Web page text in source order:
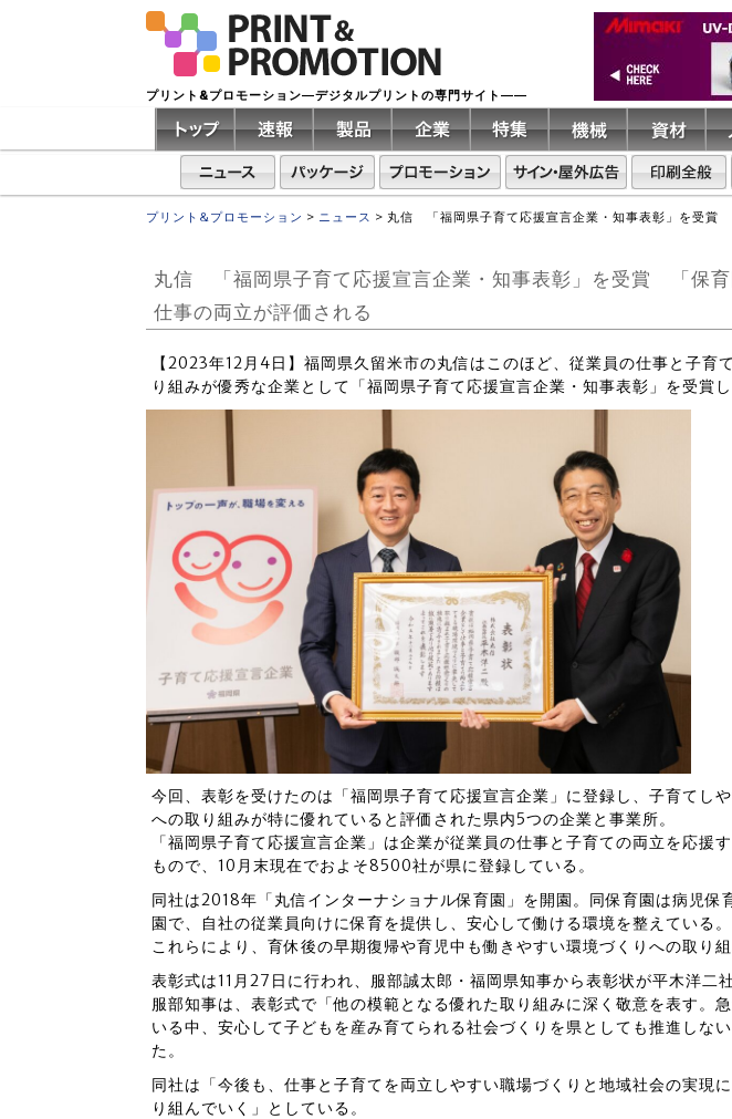
プリント&プロモーション―デジタルプリントの専門サイト――
プリント&プロモーション > ニュース > 丸信 「福岡県子育て応援宣言企業・知事表彰」を受賞
丸信 「福岡県子育て応援宣言企業・知事表彰」を受賞 「保育
仕事の両立が評価される
【2023年12月4日】福岡県久留米市の丸信はこのほど、従業員の仕事と子育
り組みが優秀な企業として「福岡県子育て応援宣言企業・知事表彰」を受賞し
今回、表彰を受けたのは「福岡県子育て応援宣言企業」に登録し、子育てし
への取り組みが特に優れていると評価された県内5つの企業と事業所。
「福岡県子育て応援宣言企業」は企業が従業員の仕事と子育ての両立を応援
もので、10月末現在でおよそ8500社が県に登録している。
同社は2018年「丸信インターナショナル保育園」を開園。同保育園は病児保
園で、自社の従業員向けに保育を提供し、安心して働ける環境を整えている。
これらにより、育休後の早期復帰や育児中も働きやすい環境づくりへの取り組
表彰式は11月27日に行われ、服部誠太郎・福岡県知事から表彰状が平木洋二
服部知事は、表彰式で「他の模範となる優れた取り組みに深く敬意を表す。
いる中、安心して子どもを産み育てられる社会づくりを県としても推進しな
た。
同社は「今後も、仕事と子育てを両立しやすい職場づくりと地域社会の実現
り組んでいく」としている。